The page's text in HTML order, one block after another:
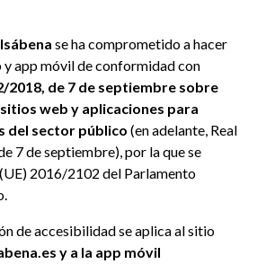
se ha comprometido a hacer
app móvil de conformidad con
2018, de 7 de septiembre sobre
web y aplicaciones para
del sector público (en adelante, Real
7 de septiembre), por la que se
2016/2102 del Parlamento
de accesibilidad se aplica al sitio
y a la app móvil